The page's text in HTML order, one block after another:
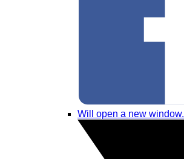
Will open a new window.